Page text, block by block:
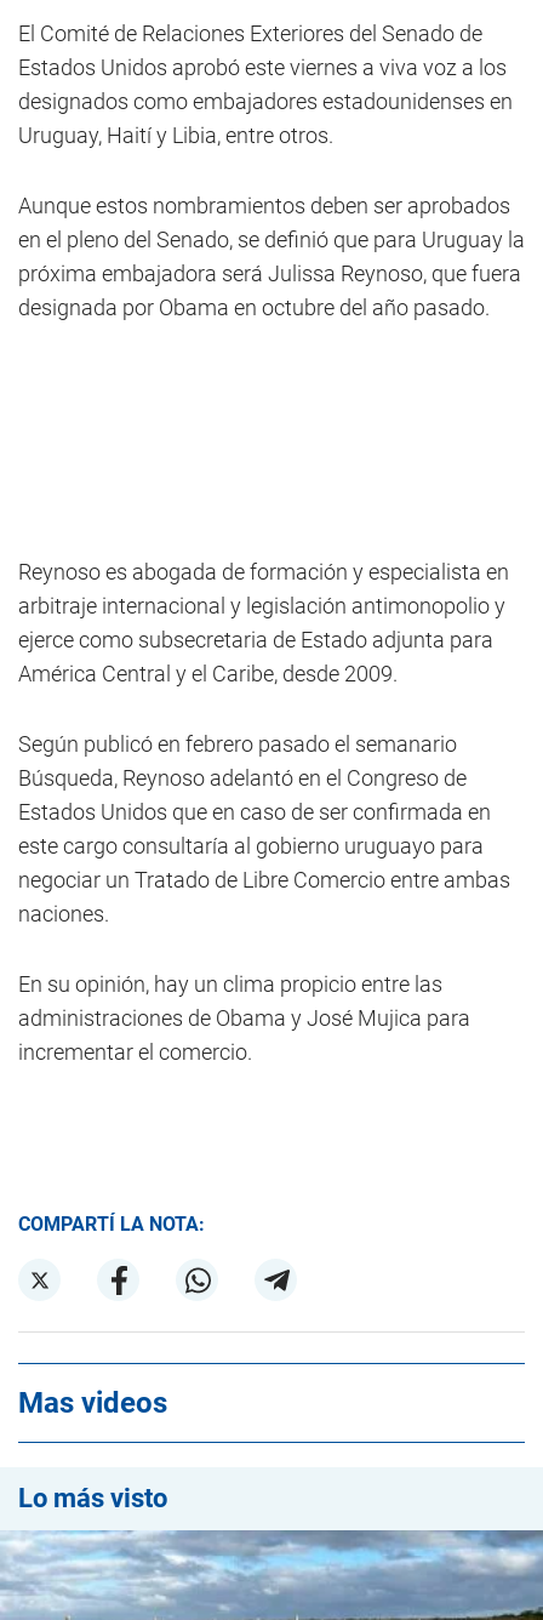
El Comité de Relaciones Exteriores del Senado de
Estados Unidos aprobó este viernes a viva voz a los
designados como embajadores estadounidenses en
Uruguay, Haití y Libia, entre otros.
Aunque estos nombramientos deben ser aprobados
en el pleno del Senado, se definió que para Uruguay la
próxima embajadora será Julissa Reynoso, que fuera
designada por Obama en octubre del año pasado.
Reynoso es abogada de formación y especialista en
arbitraje internacional y legislación antimonopolio y
ejerce como subsecretaria de Estado adjunta para
América Central y el Caribe, desde 2009.
Según publicó en febrero pasado el semanario
Búsqueda, Reynoso adelantó en el Congreso de
Estados Unidos que en caso de ser confirmada en
este cargo consultaría al gobierno uruguayo para
negociar un Tratado de Libre Comercio entre ambas
naciones.
En su opinión, hay un clima propicio entre las
administraciones de Obama y José Mujica para
incrementar el comercio.
COMPARTÍ LA NOTA:
Mas videos
Lo más visto